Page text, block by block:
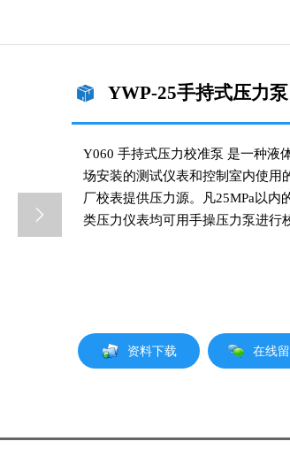

YWP-25手持式压力泵
Y060 手持式压力校准泵 是一种液
场安装的测试仪表和控制室内使用
厂校表提供压力源。凡25MPa以内
类压力仪表均可用手操压力泵进行
资料下载 在线